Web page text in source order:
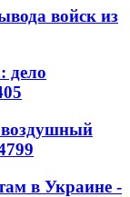
войск из
дело
воздушный
в Украине -